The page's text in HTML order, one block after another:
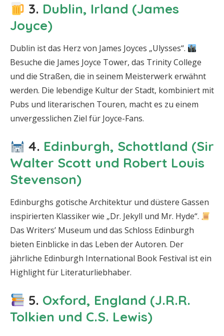
3. Dublin, Irland (James
Joyce)
Dublin ist das Herz von James Joyces „Ulysses“.
Besuche die James Joyce Tower, das Trinity College
und die Straßen, die in seinem Meisterwerk erwähnt
werden. Die lebendige Kultur der Stadt, kombiniert mit
Pubs und literarischen Touren, macht es zu einem
unvergesslichen Ziel für Joyce-Fans.
4. Edinburgh, Schottland (Sir
Walter Scott und Robert Louis
Stevenson)
Edinburghs gotische Architektur und düstere Gassen
inspirierten Klassiker wie „Dr. Jekyll und Mr. Hyde“.
Das Writers’ Museum und das Schloss Edinburgh
bieten Einblicke in das Leben der Autoren. Der
jährliche Edinburgh International Book Festival ist ein
Highlight für Literaturliebhaber.
5. Oxford, England (J.R.R.
Tolkien und C.S. Lewis)